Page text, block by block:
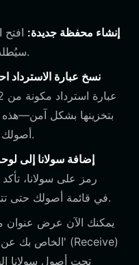
إنشاء محفظة جديدة:
سيُطلب منك تعيين كلمة مرور قوية.
نسخ عبارة الاسترداد
بتخزينها بشكل آمن—هذه
أصولك إذا فقدت الوصول إلى جهازك.
إضافة سولانا إلى
(SOL) في قائمة أصولك حتى تتمكن من رؤية أرصدتك.
تحت أصول سولانا